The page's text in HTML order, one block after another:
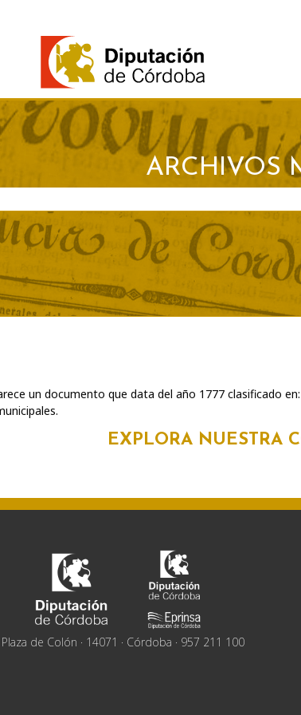
ARCHIVOS
un documento que data del año 1777 clasificado
EXPLORA NUESTRA
Plaza de Colón · 14071 · Córdoba · 957 211 100